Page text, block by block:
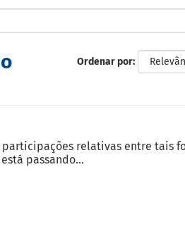
Ordenar por
relativas entre tais
está passando...